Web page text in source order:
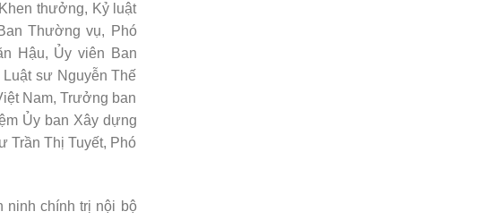
thưởng, Kỷ luật
Thường vụ, Phó
Hậu, Ủy viên Ban
sư Nguyễn Thế
Nam, Trưởng ban
Ủy ban Xây dựng
Trần Thị Tuyết, Phó
ninh chính trị nội bộ